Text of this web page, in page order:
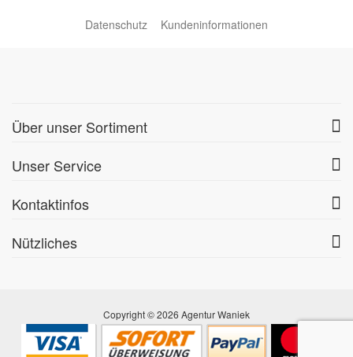
Datenschutz Kundeninformationen
Über unser Sortiment
Unser Service
Kontaktinfos
Nützliches
Copyright © 2026 Agentur Waniek